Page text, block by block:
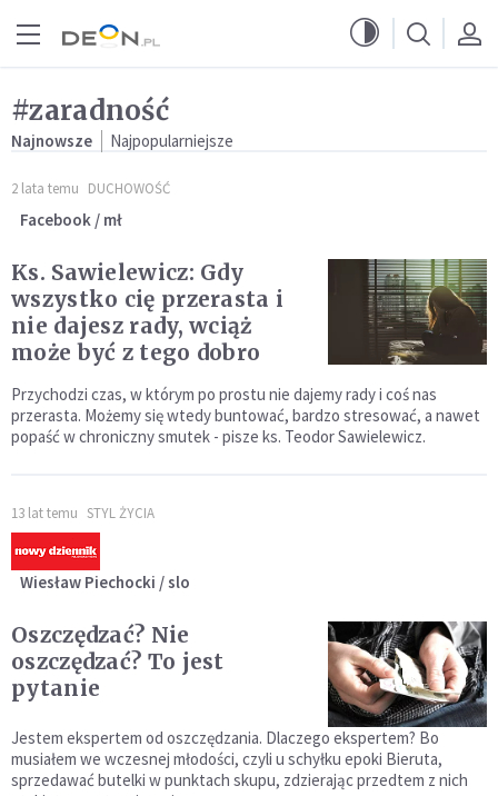
#zaradność
Najnowsze Najpopularniejsze
2 lata temu DUCHOWOŚĆ
Facebook / mł
Ks. Sawielewicz: Gdy
wszystko cię przerasta i
nie dajesz rady, wciąż
może być z tego dobro
Przychodzi czas, w którym po prostu nie dajemy rady i coś nas
przerasta. Możemy się wtedy buntować, bardzo stresować, a nawet
popaść w chroniczny smutek - pisze ks. Teodor Sawielewicz.
13 lat temu STYL ŻYCIA
Wiesław Piechocki / slo
Oszczędzać? Nie
oszczędzać? To jest
pytanie
Jestem ekspertem od oszczędzania. Dlaczego ekspertem? Bo
musiałem we wczesnej młodości, czyli u schyłku epoki Bieruta,
sprzedawać butelki w punktach skupu, zdzierając przedtem z nich